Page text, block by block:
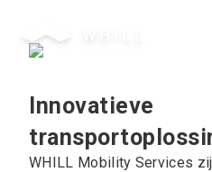
Innovatieve
WHILL Mobility Services